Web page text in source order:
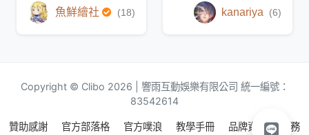
魚鮮繪社 (18) kanariya (6)
Copyright © Clibo 2026 | 響雨互動娛樂有限公司 統一編號：
83542614
贊助感謝 官方部落格 官方噗浪 教學手冊 品牌資源 服務